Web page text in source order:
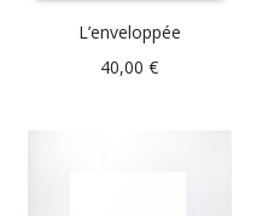
L’enveloppée
40,00€